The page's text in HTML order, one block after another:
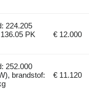
224.205
PK
€ 12.000
252.000
brandstof:
€ 11.120